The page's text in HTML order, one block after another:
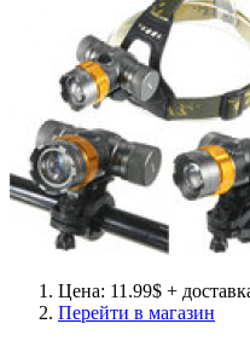
Цена: 11.99$ +
Перейти в магазин